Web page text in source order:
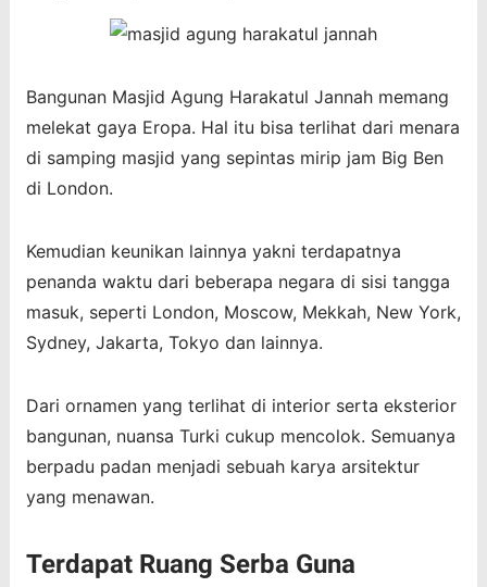
Bangunan Masjid Agung Harakatul Jannah memang
melekat gaya Eropa. Hal itu bisa terlihat dari menara
di samping masjid yang sepintas mirip jam Big Ben
di London.
Kemudian keunikan lainnya yakni terdapatnya
penanda waktu dari beberapa negara di sisi tangga
masuk, seperti London, Moscow, Mekkah, New York,
Sydney, Jakarta, Tokyo dan lainnya.
Dari ornamen yang terlihat di interior serta eksterior
bangunan, nuansa Turki cukup mencolok. Semuanya
berpadu padan menjadi sebuah karya arsitektur
yang menawan.
Terdapat Ruang Serba Guna